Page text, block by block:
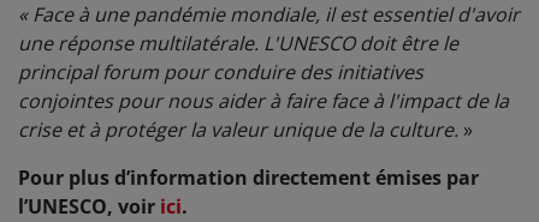
« Face à une pandémie mondiale, il est essentiel d'avoir
une réponse multilatérale. L'UNESCO doit être le
principal forum pour conduire des initiatives
conjointes pour nous aider à faire face à l'impact de la
crise et à protéger la valeur unique de la culture. »
Pour plus d’information directement émises par
l’UNESCO, voir ici.